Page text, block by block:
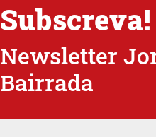
Subscreva!
Newsletter
Bairrada